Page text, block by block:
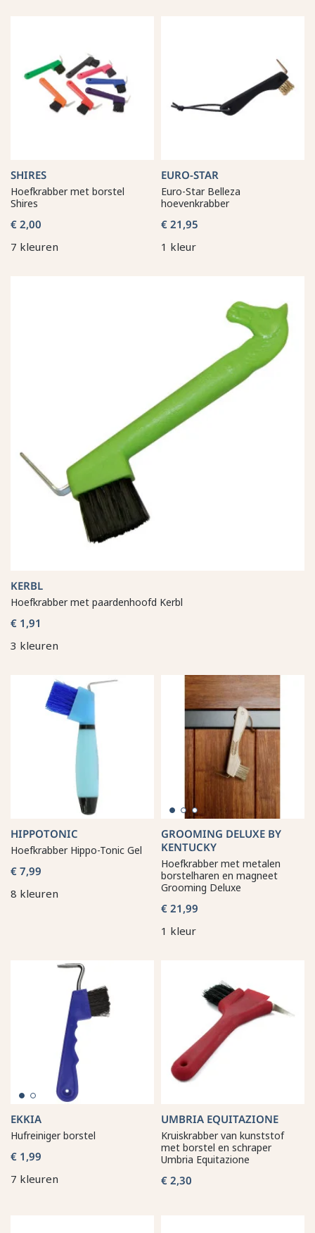
SHIRES
Hoefkrabber met borstel
Shires
€ 2,00
7 kleuren
EURO-STAR
Euro-Star Belleza
hoevenkrabber
€ 21,95
1 kleur
KERBL
Hoefkrabber met paardenhoofd Kerbl
€ 1,91
3 kleuren
HIPPOTONIC
Hoefkrabber Hippo-Tonic Gel
€ 7,99
8 kleuren
GROOMING DELUXE BY
KENTUCKY
Hoefkrabber met metalen
borstelharen en magneet
Grooming Deluxe
€ 21,99
1 kleur
EKKIA
Hufreiniger borstel
€ 1,99
7 kleuren
UMBRIA EQUITAZIONE
Kruiskrabber van kunststof
met borstel en schraper
Umbria Equitazione
€ 2,30